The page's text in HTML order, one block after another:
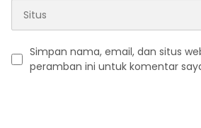
Simpan nama, email, dan situs
peramban ini untuk komentar